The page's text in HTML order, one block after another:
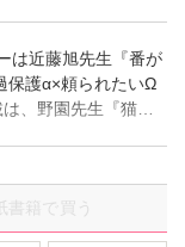
は近藤旭先生『番が
保護α×頼られたいΩ
、野園先生『猫か
欲調教』、神林タ
情ノンケをメスに
ジェリー～ハイス
書籍で買う